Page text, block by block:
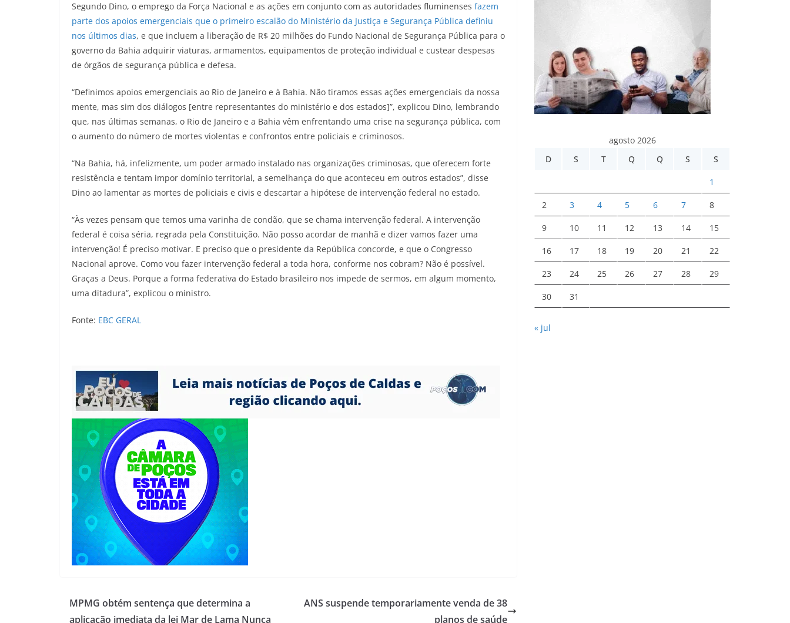
Segundo Dino, o emprego da Força Nacional e as ações em conjunto com as autoridades fluminenses fazem
parte dos apoios emergenciais que o primeiro escalão do Ministério da Justiça e Segurança Pública definiu
nos últimos dias, e que incluem a liberação de R$ 20 milhões do Fundo Nacional de Segurança Pública para o
governo da Bahia adquirir viaturas, armamentos, equipamentos de proteção individual e custear despesas
de órgãos de segurança pública e defesa.
“Definimos apoios emergenciais ao Rio de Janeiro e à Bahia. Não tiramos essas ações emergenciais da nossa
mente, mas sim dos diálogos [entre representantes do ministério e dos estados]”, explicou Dino, lembrando
que, nas últimas semanas, o Rio de Janeiro e a Bahia vêm enfrentando uma crise na segurança pública, com
o aumento do número de mortes violentas e confrontos entre policiais e criminosos.
“Na Bahia, há, infelizmente, um poder armado instalado nas organizações criminosas, que oferecem forte
resistência e tentam impor domínio territorial, a semelhança do que aconteceu em outros estados”, disse
Dino ao lamentar as mortes de policiais e civis e descartar a hipótese de intervenção federal no estado.
“Às vezes pensam que temos uma varinha de condão, que se chama intervenção federal. A intervenção
federal é coisa séria, regrada pela Constituição. Não posso acordar de manhã e dizer vamos fazer uma
intervenção! É preciso motivar. E preciso que o presidente da República concorde, e que o Congresso
Nacional aprove. Como vou fazer intervenção federal a toda hora, conforme nos cobram? Não é possível.
Graças a Deus. Porque a forma federativa do Estado brasileiro nos impede de sermos, em algum momento,
uma ditadura”, explicou o ministro.
Fonte: EBC GERAL
MPMG obtém sentença que determina a
aplicação imediata da lei Mar de Lama Nunca
ANS suspende temporariamente venda de 38
planos de saúde
agosto 2026
D
S T Q Q S S
1
2 3 4 5 6 7 8
9 10 11 12 13 14 15
16 17 18 19 20 21 22
23 24 25 26 27 28 29
30 31
« jul